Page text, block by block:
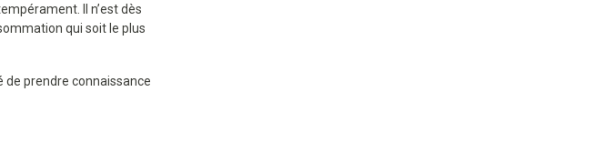
Il n’est dès
qui soit le plus
de prendre connaissance